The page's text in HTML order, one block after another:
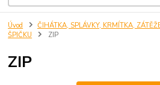
Úvod ČIHÁTKA, SPLÁVKY, KRMÍTKA,
ŠPIČKU
ZIP
ZIP